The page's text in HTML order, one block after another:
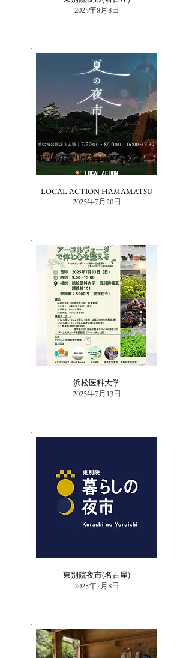
2025年8月8日
LOCAL ACTION HAMAMATSU
2025年7月20日
浜松医科大学
2025年7月13日
東別院夜市(名古屋)
2025年7月8日